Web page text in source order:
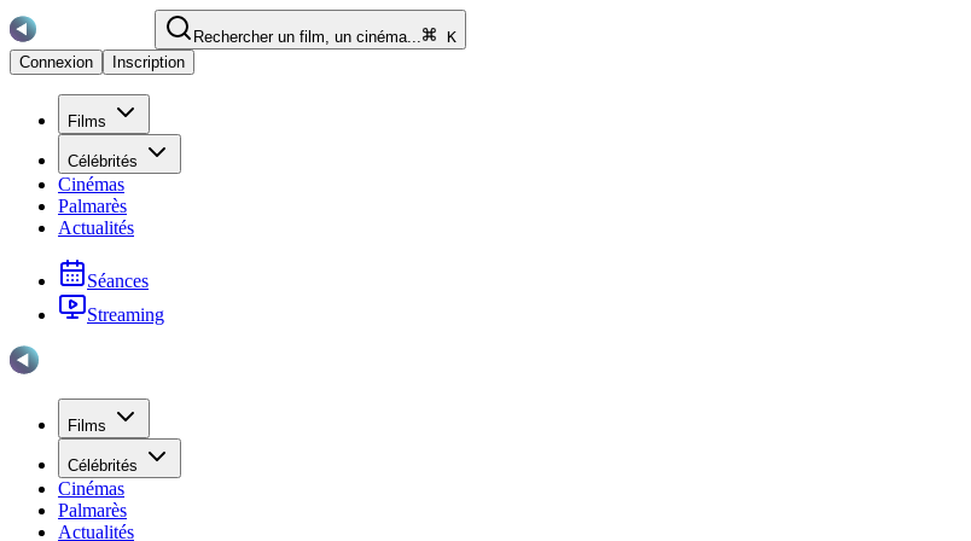
Rechercher un film, un cinéma...
K
Connexion
Inscription
Films
Célébrités
Cinémas
Palmarès
Actualités
Séances
Streaming
Films
Célébrités
Cinémas
Palmarès
Actualités